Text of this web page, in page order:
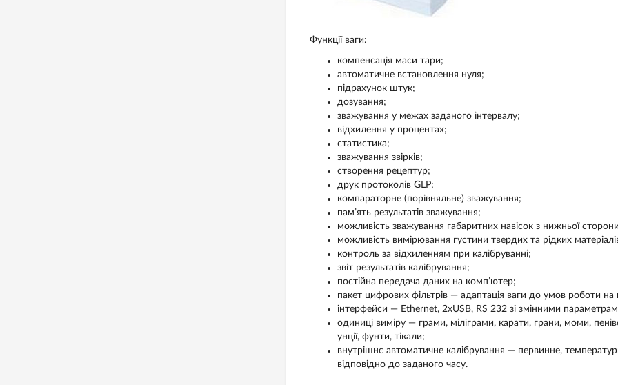
Функції ваги:
компенсація маси тари;
автоматичне встановлення нуля;
підрахунок штук;
дозування;
зважування у межах заданого інтервалу;
відхилення у процентах;
статистика;
зважування звірків;
створення рецептур;
друк протоколів GLP;
компараторне (порівняльне) зважування;
пам’ять результатів зважування;
можливість зважування габаритних навісок з нижньої
можливість вимірювання густини твердих та рідких
контроль за відхиленням при калібруванні;
звіт результатів калібрування;
постійна передача даних на комп’ютер;
пакет цифрових фільтрів — адаптація ваги до умов роботи на
інтерфейси — Ethernet, 2xUSВ, RS 232 зі змінними
одиниці виміру — грами, міліграми, карати, грани, моми,
унції, фунти, тікали;
внутрішнє автоматичне калібрування — первинне,
відповідно до заданого часу.